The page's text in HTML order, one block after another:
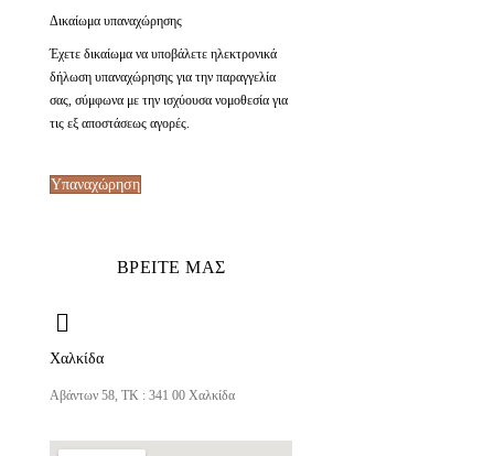
Δικαίωμα υπαναχώρησης
Έχετε δικαίωμα να υποβάλετε ηλεκτρονικά
δήλωση υπαναχώρησης για την παραγγελία
σας, σύμφωνα με την ισχύουσα νομοθεσία για
τις εξ αποστάσεως αγορές.
Υπαναχώρηση
ΒΡΕΙΤΕ ΜΑΣ
Χαλκίδα
Αβάντων 58, ΤΚ : 341 00 Χαλκίδα